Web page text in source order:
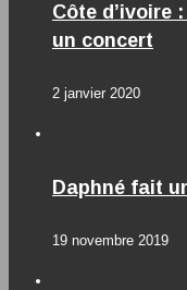
Côte d’ivoire
un concert
2 janvier 2020
Daphné fait
19 novembre 2019